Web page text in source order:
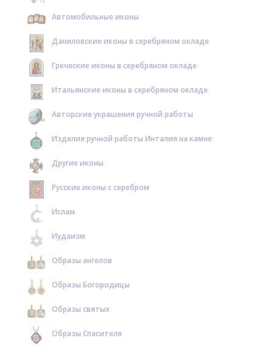
Автомобильные иконы
Даниловские иконы в серебряном окладе
Греческие иконы в серебряном окладе
Итальянские иконы в серебряном окладе
Авторские украшения ручной работы
Изделия ручной работы Инталия на камне
Другие иконы
Русские иконы с серебром
Ислам
Иудаизм
Образы ангелов
Образы Богородицы
Образы святых
Образы Спасителя